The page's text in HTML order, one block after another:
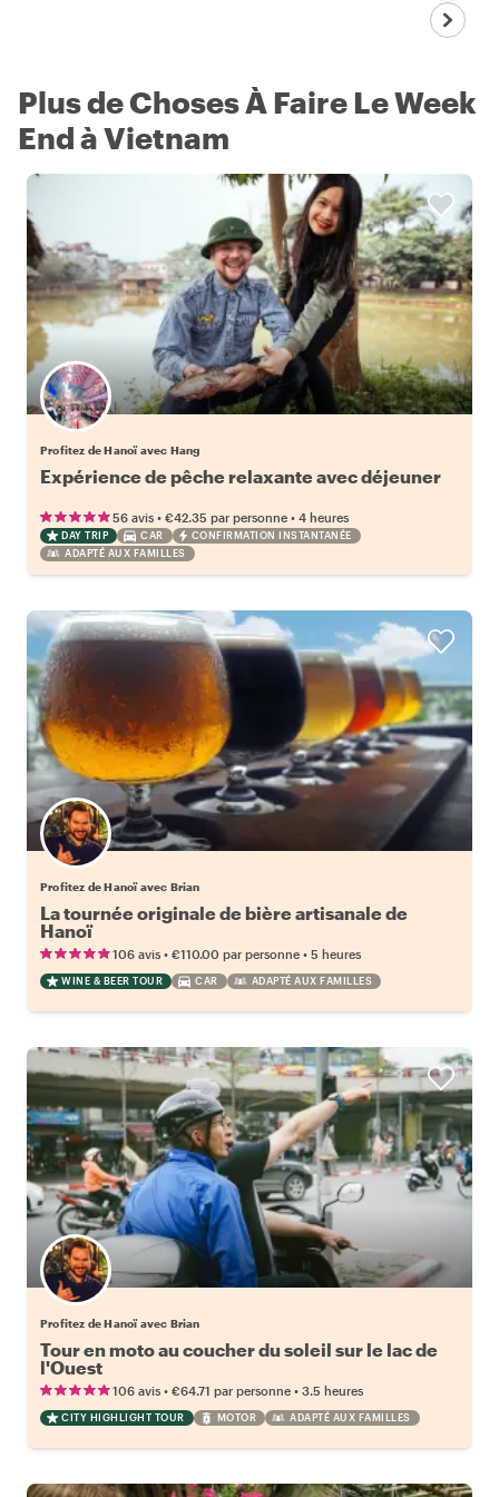
Plus de Choses À Faire Le Week
End à Vietnam
Profitez de Hanoï avec Hang
Expérience de pêche relaxante avec déjeuner
56 avis • €42.35 par personne • 4 heures
DAY TRIP CAR
CONFIRMATION INSTANTANÉE
ADAPTÉ AUX FAMILLES
Profitez de Hanoï avec Brian
La tournée originale de bière artisanale de
Hanoï
106 avis • €110.00 par personne • 5 heures
WINE & BEER TOUR CAR ADAPTÉ AUX FAMILLES
Profitez de Hanoï avec Brian
Tour en moto au coucher du soleil sur le lac de
l'Ouest
106 avis • €64.71 par personne • 3.5 heures
CITY HIGHLIGHT TOUR MOTOR ADAPTÉ AUX FAMILLES